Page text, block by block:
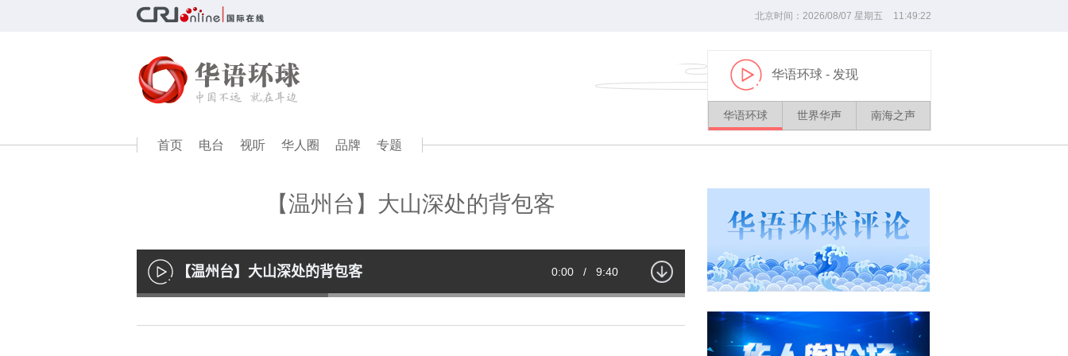
北京时间： 2026/08/07 星期五 11:49:23
播
放
华语环球 - 发现
华语环球 世界华声 南海之声
首页 电台 视听 华人圈 品牌 专题
【温州台】大山深处的背包客
播
放
【温州台】大山深处的背包客 Current
0:00 / Duration
9:40
Loaded: